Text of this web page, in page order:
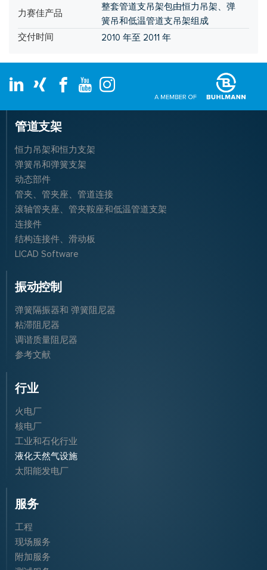
力赛佳产品
整套管道支吊架包由恒力吊架、弹
簧吊和低温管道支吊架组成
交付时间 2010 年至 2011 年
管道支架
恒力吊架和恒力支架
弹簧吊和弹簧支架
动态部件
管夹、管夹座、管道连接
滚轴管夹座、管夹鞍座和低温管道支架
连接件
结构连接件、滑动板
LICAD Software
振动控制
弹簧隔振器和 弹簧阻尼器
粘滞阻尼器
调谐质量阻尼器
参考文献
行业
火电厂
核电厂
工业和石化行业
液化天然气设施
太阳能发电厂
服务
工程
现场服务
附加服务